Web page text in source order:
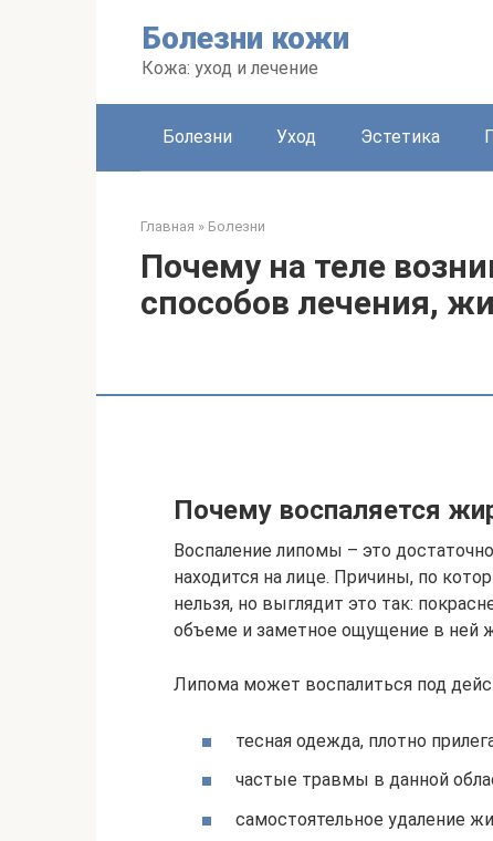
Болезни кожи
Кожа: уход и лечение
Болезни Уход Эстетика
Главная » Болезни
Почему на теле
способов лечения,
Почему воспаляется
Воспаление липомы – это
находится на лице. Причины, по
нельзя, но выглядит это так:
объеме и заметное ощущение в ней
Липома может воспалиться под
тесная одежда, плотно
частые травмы в данной
самостоятельное удаление